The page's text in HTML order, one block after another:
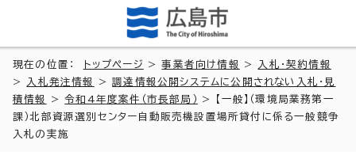
現在の位置： トップページ >事業者向け情報 >
入札・契約情報
>
入札発注情報 >調達情報公開システムに公開されない入札・見
積情報
>令和4年度案件（市長部局）
> 【一般】（環境局業務第一
課）北部資源選別センター自動販売機設置場所貸付に係る一般競争
入札の実施